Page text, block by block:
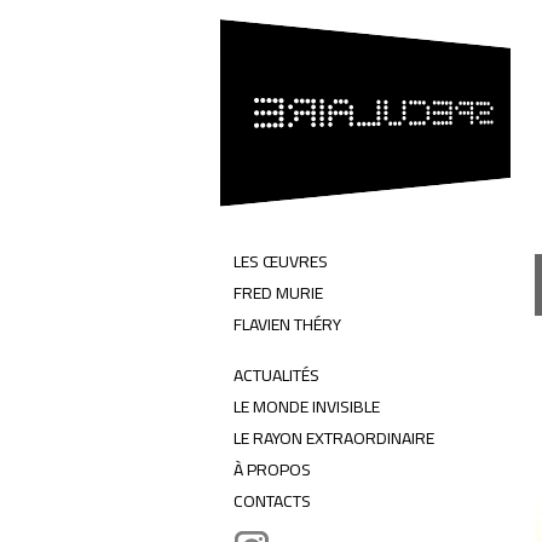
SPÉCULAIRE
LES ŒUVRES
FRED MURIE
FLAVIEN THÉRY
ACTUALITÉS
LE MONDE INVISIBLE
LE RAYON EXTRAORDINAIRE
À PROPOS
CONTACTS